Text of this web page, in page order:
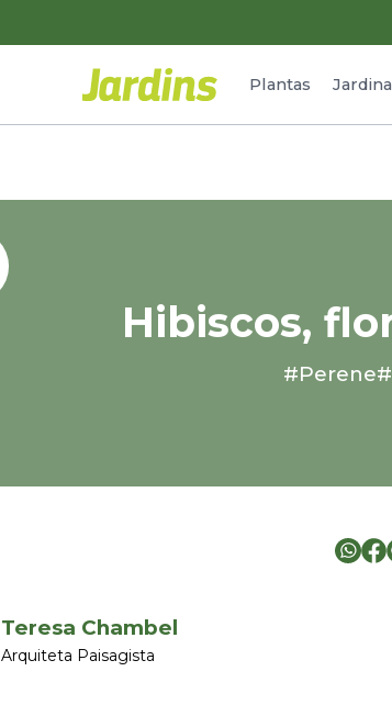
Plantas
Hibiscos,
#Perene
Teresa Chambel
Arquiteta Paisagista